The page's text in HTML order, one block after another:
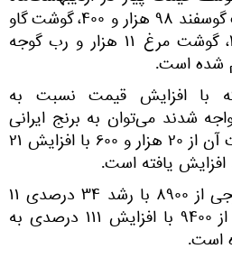
حدود ۴۴۰۰ تومان، گوشت گوسفند ۹۸ هزار و ۴۰۰، گوشت گاو
یا گوساله ۸۳ هزار و ۴۰۰، گوشت مرغ ۱۱ هزار و رب گوجه
با افزایش قیمت نسبت به
شدند می‌توان به برنج ایرانی
اشاره کرد که متوسط قیمت آن از ۲۰ هزار و ۶۰۰ با افزایش ۲۱
همچنین قیمت برنج خارجی از ۸۹۰۰ با رشد ۳۴ درصدی ۱۱
هزار و ۹۰۰ تومان، عدس از ۹۴۰۰ با افزایش ۱۱۱ درصدی به